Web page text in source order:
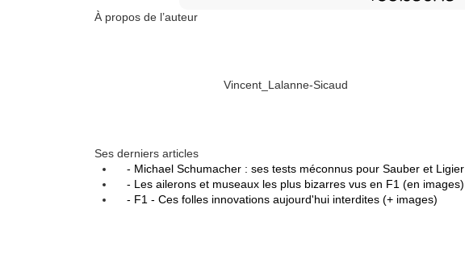
Facebook
À propos de l’auteur
Vincent_Lalanne-Sicaud
Ses derniers articles
- Michael Schumacher : ses tests méconnus pour Sauber et Ligier
- Les ailerons et museaux les plus bizarres vus en F1 (en images)
- F1 - Ces folles innovations aujourd'hui interdites (+ images)